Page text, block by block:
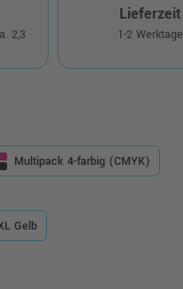
2,3
Lieferzeit
1-2 Werktage
Multipack 4-farbig (CMYK)
Gelb